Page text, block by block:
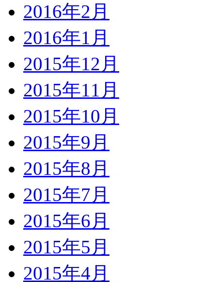
2016年2月
2016年1月
2015年12月
2015年11月
2015年10月
2015年9月
2015年8月
2015年7月
2015年6月
2015年5月
2015年4月